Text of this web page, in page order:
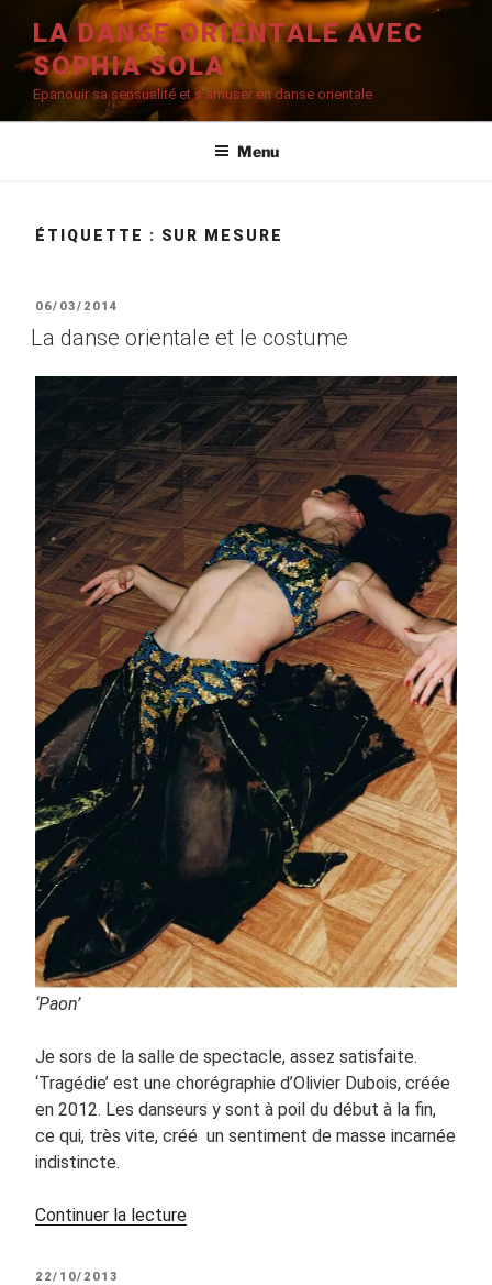
contenu
principal
LA DANSE ORIENTALE AVEC
SOPHIA SOLA
Epanouir sa sensualité et s'amuser en danse orientale
Menu
ÉTIQUETTE : SUR MESURE
PUBLIÉ
LE
06/03/2014
La danse orientale et le costume
‘Paon’
Je sors de la salle de spectacle, assez satisfaite.
‘Tragédie’ est une chorégraphie d’Olivier Dubois, créée
en 2012. Les danseurs y sont à poil du début à la fin,
ce qui, très vite, créé un sentiment de masse incarnée
indistincte.
Continuer la lecturede
PUBLIÉ
22/10/2013